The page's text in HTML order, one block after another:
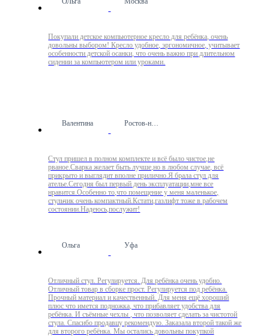
Покупали детское компьютерное кресло для ребёнка, очень
довольны выбором! Кресло удобное, эргономичное, учитывает
особенности детской осанки, что очень важно при длительном
сидении за компьютером или уроками.
Валентина Ростов-на-Дону
Стул пришел в полном комплекте и всё было чистое,не
рваное.Сварка желает быть лучше,но в любом случае, всё
прикрыто и выглядит вполне прилично.Я брала стул для
ателье.Сегодня был первый день эксплуатации,мне все
нравится.Особенно то,что помещение у меня маленькое,
стульчик очень компактный.Кстати,газлифт тоже в рабочем
состоянии.Надеюсь,послужит!
Ольга Уфа
Отличный стул. Регулируется. Для ребёнка очень удобно.
Отличный товар в сборке прост. Регулируется под ребёнка.
Прочный материал и качественный. Для меня ещё хороший
плюс что имется подножка, что прибавляет удобства для
ребёнка. И съёмные чехлы , что позволяет сделать за чистотой
стула. Спасибо продавцу рекомендую. Заказала второй такой же
для второго ребёнка. Мы остались довольны покупкой